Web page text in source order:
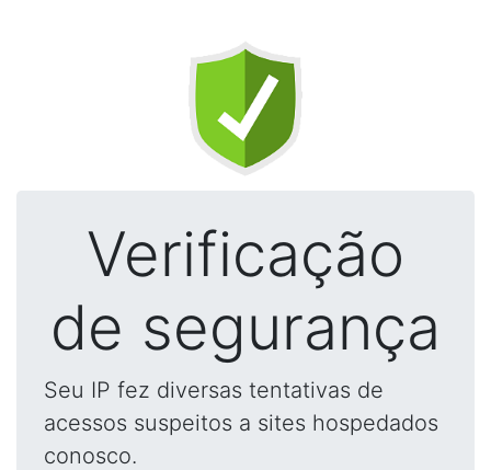
Verificação
de segurança
Seu IP fez diversas tentativas de
acessos suspeitos a sites hospedados
conosco.